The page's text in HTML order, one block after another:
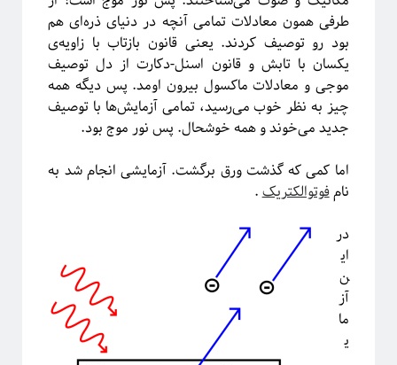
آیا فیزیک می‌تواند شبکه‌های اجتماعی را مدل‌سازی کند؟
برچسب‌ها
Emergence آشوب آینشتین
اخترفیزیک انتخاب رشته
طرفی همون معادلات تمامی آنچه در دنیای ذره‌ای هم
بود رو توصیف کردند. یعنی قانون بازتاب با زاویه‌ی
یکسان با تابش و قانون اسنل-دکارت از دل توصیف
موجی و معادلات ماکسول بیرون اومد. پس دیگه همه
چیز به نظر خوب می‌رسید، تمامی آزمایش‌ها با توصیف
جدید می‌خوند و همه خوشحال. پس نور موج بود.
اما کمی که گذشت ورق برگشت. آزمایشی انجام شد به
نامفوتوالکتریک.
در
ای
ن
آز
ما
ی